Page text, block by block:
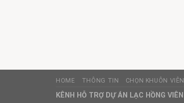
HOME THÔNG TIN CHỌN KHUÔN VIÊN
KÊNH HỖ TRỢ DỰ ÁN LẠC HỒNG VIÊN